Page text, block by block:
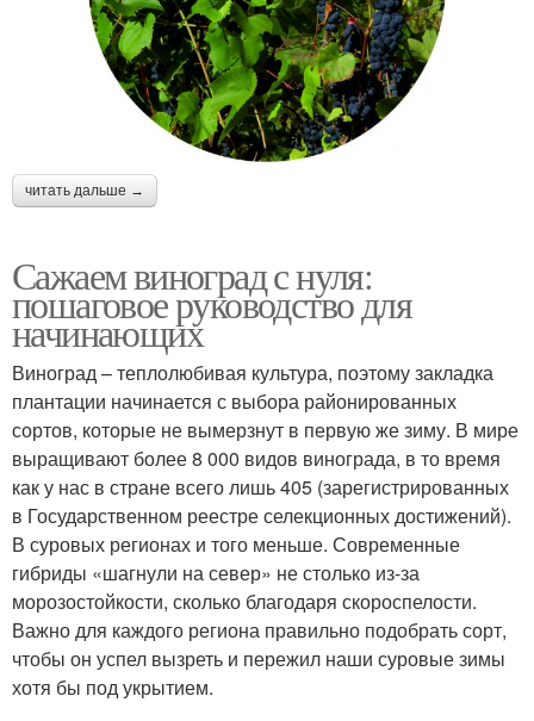
читать дальше →
Сажаем виноград с нуля:
пошаговое руководство для
начинающих
Виноград – теплолюбивая культура, поэтому закладка
плантации начинается с выбора районированных
сортов, которые не вымерзнут в первую же зиму. В мире
выращивают более 8 000 видов винограда, в то время
как у нас в стране всего лишь 405 (зарегистрированных
в Государственном реестре селекционных достижений).
В суровых регионах и того меньше. Современные
гибриды «шагнули на север» не столько из-за
морозостойкости, сколько благодаря скороспелости.
Важно для каждого региона правильно подобрать сорт,
чтобы он успел вызреть и пережил наши суровые зимы
хотя бы под укрытием.